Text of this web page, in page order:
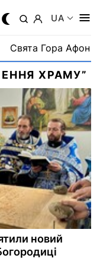
UA
Свята Гора Афон
ХРАМУ”
новий